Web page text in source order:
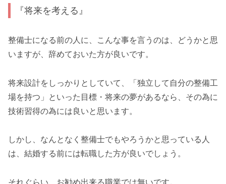
『将来を考える』
整備士になる前の人に、こんな事を言うのは、どうかと思
いますが、辞めておいた方が良いです。
将来設計をしっかりとしていて、「独立して自分の整備工
場を持つ」といった目標・将来の夢があるなら、その為に
技術習得の為には良いと思います。
しかし、なんとなく整備士でもやろうかと思っている人
は、結婚する前には転職した方が良いでしょう。